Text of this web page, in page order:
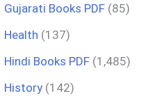
Gujarati Books PDF (85)
Health (137)
Hindi Books PDF (1,485)
History (142)